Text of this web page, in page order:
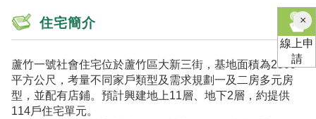
住宅簡介
蘆竹一號社會住宅位於蘆竹區大新三街，基地面積為2509
平方公尺，考量不同家戶類型及需求規劃一及二房多元房
型，並配有店鋪。預計興建地上11層、地下2層，約提供
114戶住宅單元。
×關
閉
線上申
請